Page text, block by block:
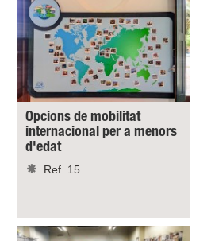
Opcions de mobilitat
internacional per a menors
d'edat
Ref. 15